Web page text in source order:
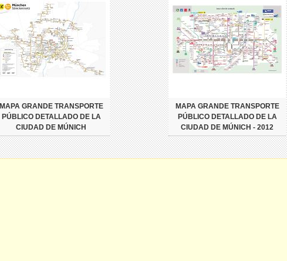
MAPA GRANDE TRANSPORTE
PÚBLICO DETALLADO DE LA
CIUDAD DE MÚNICH
MAPA GRANDE TRANSPORTE
PÚBLICO DETALLADO DE LA
CIUDAD DE MÚNICH - 2012